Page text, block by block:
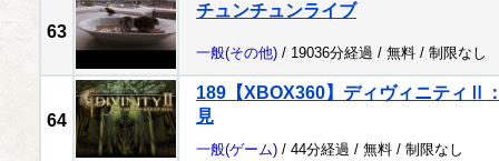
63
チュンチュンライブ
一般(その他) / 19036分経過 / 無料 / 制限なし
64
189【XBOX360】ディヴィニティⅡ
見
一般(ゲーム) / 44分経過 / 無料 / 制限なし